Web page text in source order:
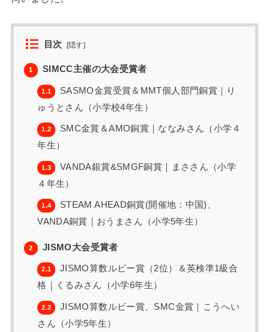
目次 [隠す]
1 SIMCC主催の大会受賞者
1.1
SASMO金賞受賞＆MMT個人部門銅賞｜り
ゅうとさん（小学校4年生）
1.2
SMC金賞＆AMO銅賞｜ななみさん（小学４
年生）
1.3
VANDA銀賞&SMGF銅賞｜まささん（小学
４年生）
1.4
STEAM AHEAD銅賞(開催地：中国)、
VANDA銅賞｜おうまさん（小学5年生）
2 JISMO大会受賞者
2.1
JISMO算数ルビー賞（2位）＆英検準1級合
格｜くるみさん（小学6年生）
2.2
JISMO算数ルビー賞、SMC金賞｜こうへい
さん（小学5年生）